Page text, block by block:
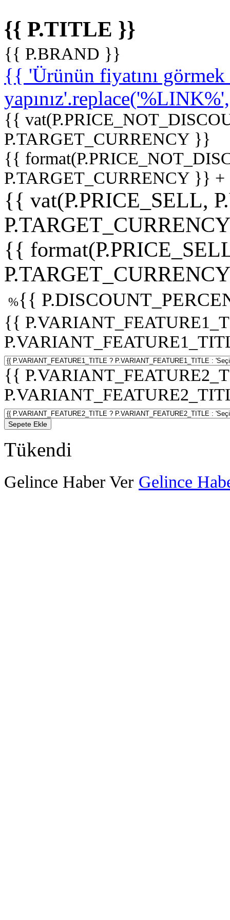
{{ P.TITLE }}
{{ P.BRAND }}
{{ 'Ürünün fiyatını
{{
P.TARGET_CURRENCY }}
{{
P.TARGET_CURRENCY }}
{{ vat(P.PRICE_SELL,
{{
%{{
{{
{{
Sepete Ekle
Tükendi
Gelince Haber Ver Gelince